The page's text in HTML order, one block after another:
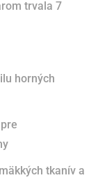
trvala 7
horných
tkanív a